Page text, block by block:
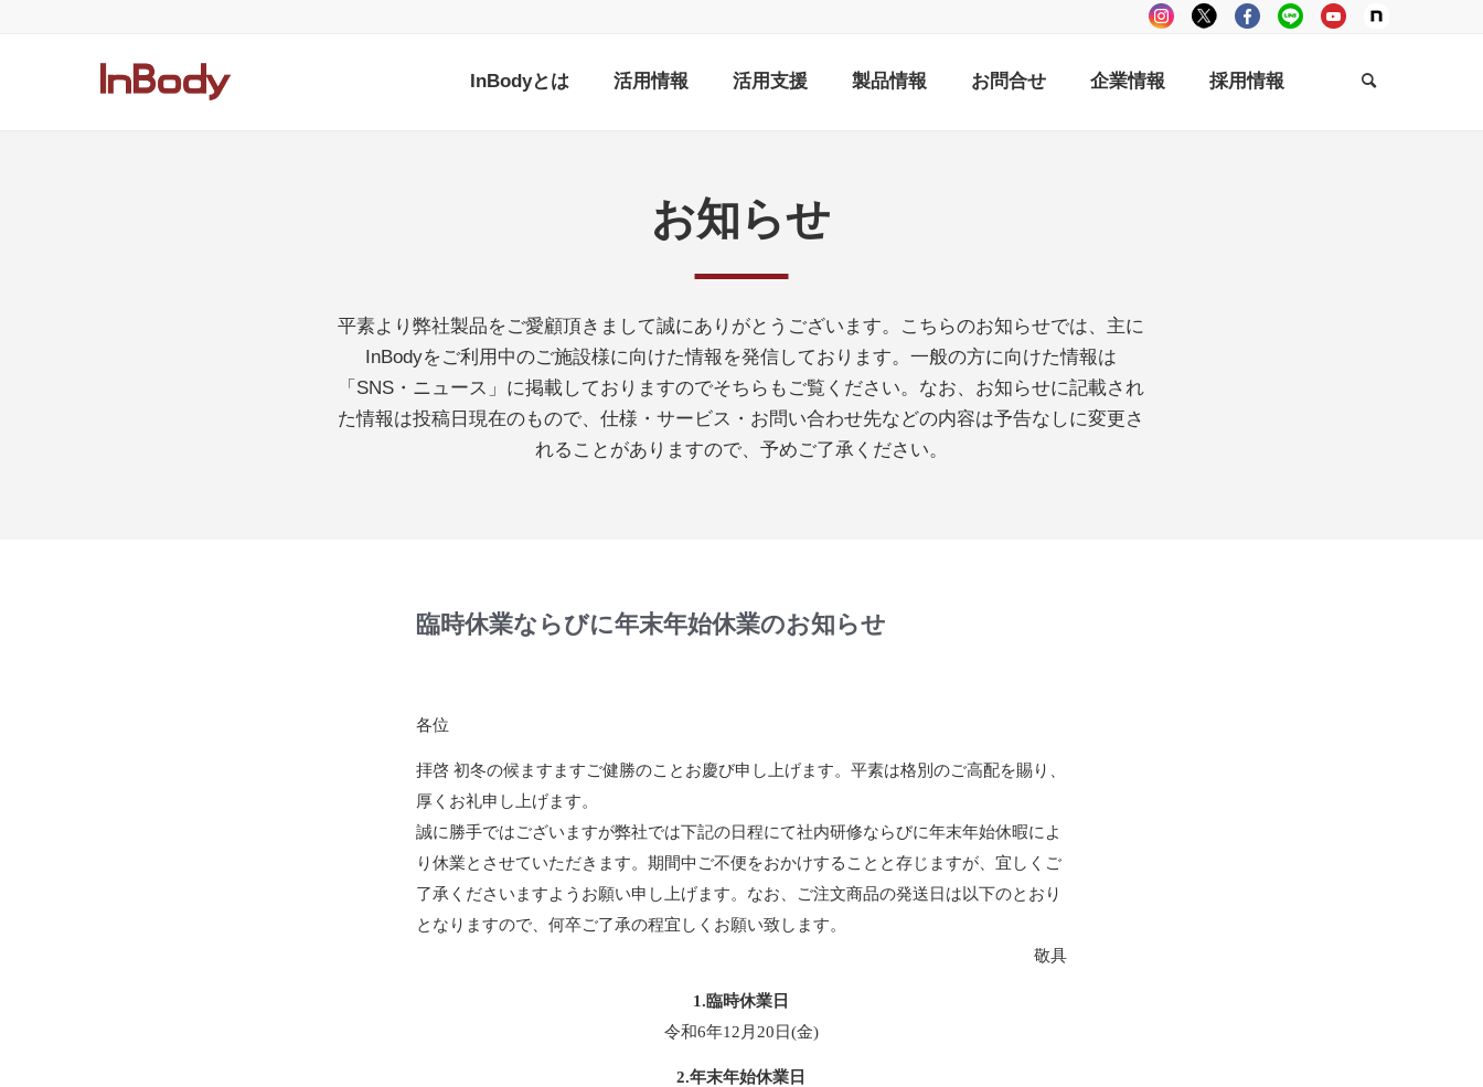
InBodyとは 活用情報 活用支援 製品情報 お問合せ 企業情報 採用情報
お知らせ
平素より弊社製品をご愛顧頂きまして誠にありがとうございます。こちらのお知らせでは、主に
InBodyをご利用中のご施設様に向けた情報を発信しております。一般の方に向けた情報は
「SNS・ニュース」に掲載しておりますのでそちらもご覧ください。なお、お知らせに記載され
た情報は投稿日現在のもので、仕様・サービス・お問い合わせ先などの内容は予告なしに変更さ
れることがありますので、予めご了承ください。
臨時休業ならびに年末年始休業のお知らせ
各位
拝啓 初冬の候ますますご健勝のことお慶び申し上げます。平素は格別のご高配を賜り、
厚くお礼申し上げます。
誠に勝手ではございますが弊社では下記の日程にて社内研修ならびに年末年始休暇によ
り休業とさせていただきます。期間中ご不便をおかけすることと存じますが、宜しくご
了承くださいますようお願い申し上げます。なお、ご注文商品の発送日は以下のとおり
となりますので、何卒ご了承の程宜しくお願い致します。
敬具
1.臨時休業日
令和6年12月20日(金)
2.年末年始休業日